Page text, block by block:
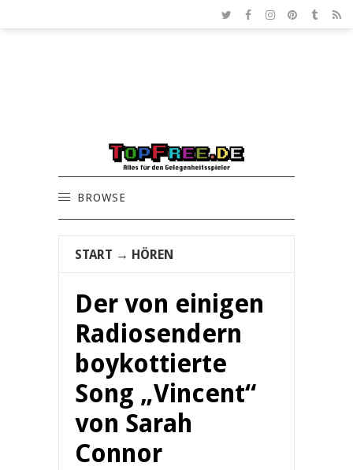
BROWSE
START → HÖREN
Der von einigen
Radiosendern
boykottierte
Song „Vincent“
von Sarah
Connor